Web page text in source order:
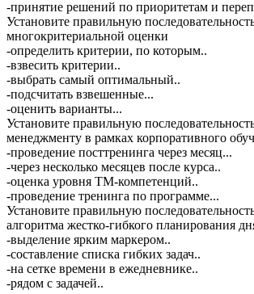
-принятие решений по приоритетам и
Установите правильную
многокритериальной оценки
-определить критерии, по которым..
-взвесить критерии..
-выбрать самый оптимальный..
-подсчитать взвешенные...
-оценить варианты...
Установите правильную
менеджменту в рамках корпоративного
-проведение посттренинга через месяц...
-через несколько месяцев после курса..
-оценка уровня ТМ-компетенций..
-проведение тренинга по программе...
Установите правильную
алгоритма жестко-гибкого планирования
-выделение ярким маркером..
-составление списка гибких задач..
-на сетке времени в ежедневнике..
-рядом с задачей..